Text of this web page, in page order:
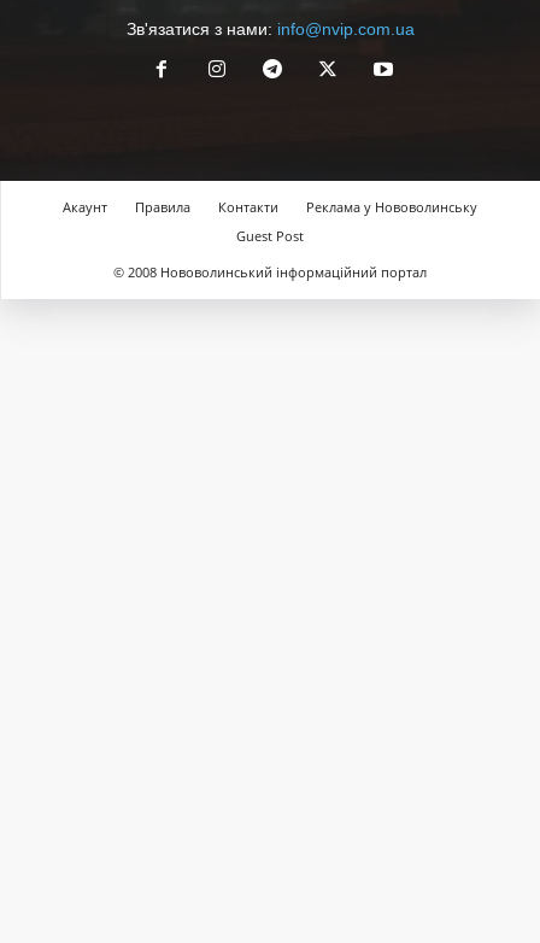
Зв'язатися з нами: info@nvip.com.ua
Акаунт Правила Контакти
Реклама у Нововолинську
Guest Post
© 2008 Нововолинський інформаційний портал